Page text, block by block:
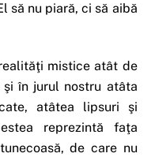
să nu piară, ci să aibă
mistice atât de
şi în jurul nostru atâta
atâtea lipsuri şi
reprezintă faţa
de care nu